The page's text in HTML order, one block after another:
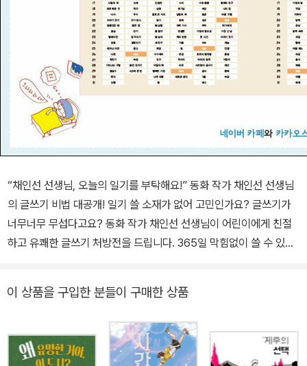
“채인선 선생님, 오늘의 일기를 부탁해요!” 동화 작가 채인선 선생님
의 글쓰기 비법 대공개! 일기 쓸 소재가 없어 고민인가요? 글쓰기가
너무너무 무섭다고요? 동화 작가 채인선 선생님이 어린이에게 친절
하고 유쾌한 글쓰기 처방전을 드립니다. 365일 막힘없이 쓸 수 있는
소재가 가득해요. 둘, 날마다 색다르고 참신한 소재와 형식의 글감을
제시하여 글쓰기가 쉽고 즐거워져요. 셋, 글쓰기 훈련은 생각하기 훈
련! 다양한 주제의 글쓰기로 생각하는 힘을 길러요. 넷, 한 달에 두세
번은 추천하는 작품을 감상하며 좋은 글에 대한 감각을 길러요. 다섯,
이 상품을 구입한 분들이 구매한 상품